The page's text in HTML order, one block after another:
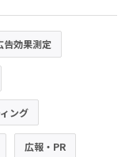
告効果測定
ング
広報・PR